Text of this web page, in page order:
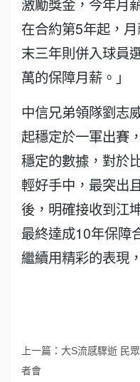
激勵獎金，今年月
在合約第5年起，
末三年則併入球員
萬的保障月薪。」
中信兄弟領隊劉志
起穩定於一軍出賽
穩定的數據，對於
輕好手中，最突出
後，明確接收到江
最終達成10年保障
繼續用精彩的表現
上一篇： 大S流感驟逝 民
者會